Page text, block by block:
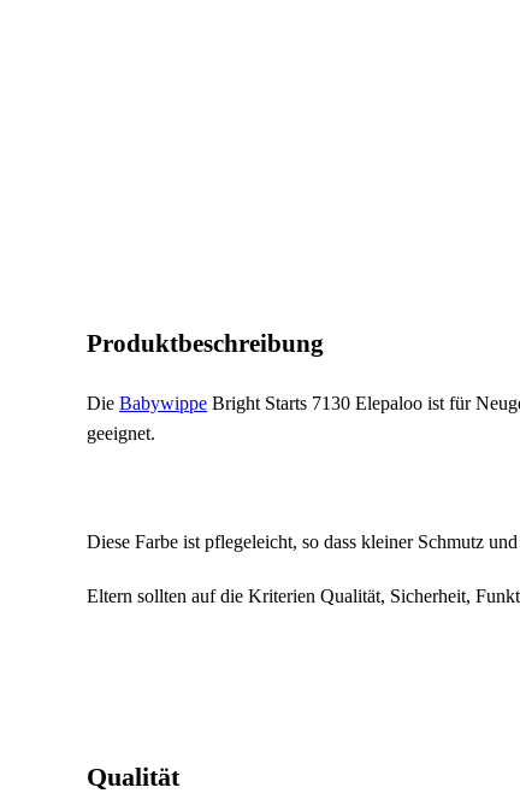
Produktbeschreibung
Die Babywippe Bright Starts 7130 Elepaloo ist für
geeignet.
Diese Farbe ist pflegeleicht, so dass kleiner Schmutz
Eltern sollten auf die Kriterien Qualität, Sicherheit,
Qualität